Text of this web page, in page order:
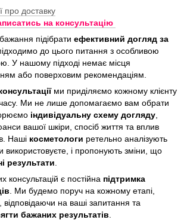
про доставку
на консультацію
підібрати ефективний догляд за
до цього питання з особливою
У нашому підході немає місця
або поверховим рекомендаціям.
ми приділяємо кожному клієнту
Ми не лише допомагаємо вам обрати
індивідуальну схему догляду
вашої шкіри, спосіб життя та вплив
Наші косметологи ретельно аналізують
використовуєте, і пропонують зміни, що
результати
консультацій є постійна підтримка
. Ми будемо поруч на кожному етапі,
відповідаючи на ваші запитання та
бажаних результатів